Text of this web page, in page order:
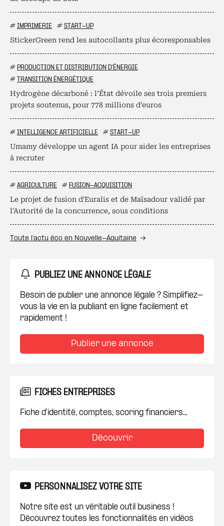
# IMPRIMERIE # START-UP
StickerGreen rend les autocollants plus écoresponsables
# PRODUCTION ET DISTRIBUTION D'ÉNERGIE
# TRANSITION ÉNERGÉTIQUE
Hydrogène décarboné : l’État dévoile ses trois premiers
projets soutenus, pour 778 millions d’euros
# INTELLIGENCE ARTIFICIELLE # START-UP
Umamy développe un agent IA pour aider les entreprises
à recruter
# AGRICULTURE # FUSION-ACQUISITION
Le projet de fusion d'Euralis et de Maïsadour validé par
l'Autorité de la concurrence, sous conditions
Toute l’actu éco en Nouvelle-Aquitaine
PUBLIEZ UNE ANNONCE LÉGALE
Besoin de publier une annonce légale ? Simplifiez-
vous la vie en la publiant en ligne facilement et
rapidement !
Publier une annonce
FICHES ENTREPRISES
Fiche d'identité, comptes, scoring financiers...
Découvrir
PERSONNALISEZ VOTRE SITE
Notre site est un véritable outil business !
Découvrez toutes les fonctionnalités en vidéos